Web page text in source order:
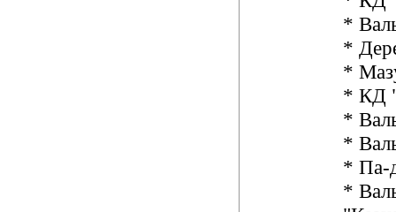
*
*
*
* КД
*
*
* Па-
*